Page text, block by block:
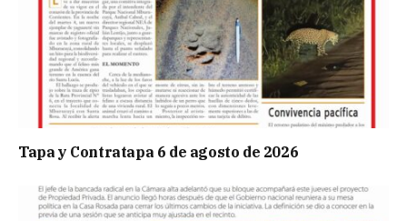
Tapa y Contratapa 6 de agosto de 2026